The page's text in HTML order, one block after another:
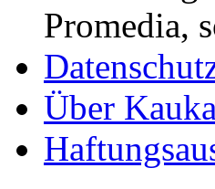
Promedia,
Über